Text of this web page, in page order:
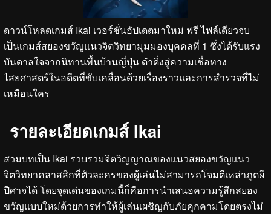
ดาวน์โหลดเกมส์ Ikai เวอร์ชั่นอัปเดตมาใหม่ ฟรี ไฟล์เดียวจบ
เป็นเกมส์สยองขวัญแนวจิตวิทยามุมมองบุคคลที่ 1 ซึ่งได้รับแรง
บันดาลใจจากนิทานพื้นบ้านญี่ปุ่น ดำดิ่งสู่ความเชื่อทาง
ไสยศาสตร์ในอดีตที่ขับเคลื่อนด้วยเรื่องราวและการสำรวจที่ไม่
เหมือนใคร
รายละเอียดเกมส์ Ikai
สวมบทเป็น Ikai รวบรวมจิตวิญญาณของแนวสยองขวัญแนว
จิตวิทยาคลาสสิกที่ตัวละครของผู้เล่นไม่สามารถโจมตีเหล่าภูตผี
ปีศาจได้ โดยจุดเด่นของเกมนี้ก็คือการนำเสนอความรู้สึกสยอง
ขวัญแบบใหม่ด้วยการทำให้ผู้เล่นเผชิญกับภัยคุกคามโดยตรงไม่